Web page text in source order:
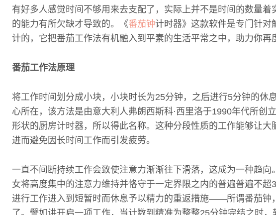
有好多人感觉时间不够用来去支配了，实际上并不是时间的数量着
的能力有所欠缺才导致的。《番茄钟计时器》这款软件是专门针对
计的，它把番茄工作法有机融入到平素的生活平常之中，助力你再
番茄工作法原理
将工作时间划分成小块，小块时长为25分钟，之后进行5分钟的休
心所在，该方法是由意大利人弗朗西斯科·西里洛于1990年代所创
形状的厨房计时器，所以得此名称。这种分段性质的工作能够让大
进而避免因长时间工作而引发疲劳。
一直不间断持续工作会致使注意力渐渐往下滑落，这成为一种趋向
女将高度集中的注意力维持并恪守于一定界限之内的普遍普遍不超
进行工作进入到短暂时而休息予以精力的重返措施——所谓番茄钟
了。譬如讲开启一项工作，当计数到精准为整整25分钟完结之时